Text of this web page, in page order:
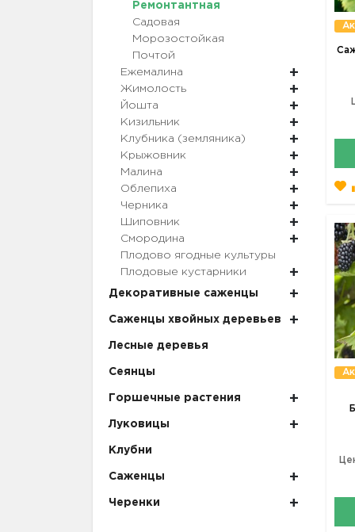
Ремонтантная
Садовая
Морозостойкая
Почтой
Ежемалина
Жимолость
Йошта
Кизильник
Клубника (земляника)
Крыжовник
Малина
Облепиха
Черника
Шиповник
Смородина
Плодово ягодные культуры
Плодовые кустарники
Декоративные саженцы
Саженцы хвойных деревьев
Лесные деревья
Сеянцы
Горшечные растения
Луковицы
Клубни
Саженцы
Черенки